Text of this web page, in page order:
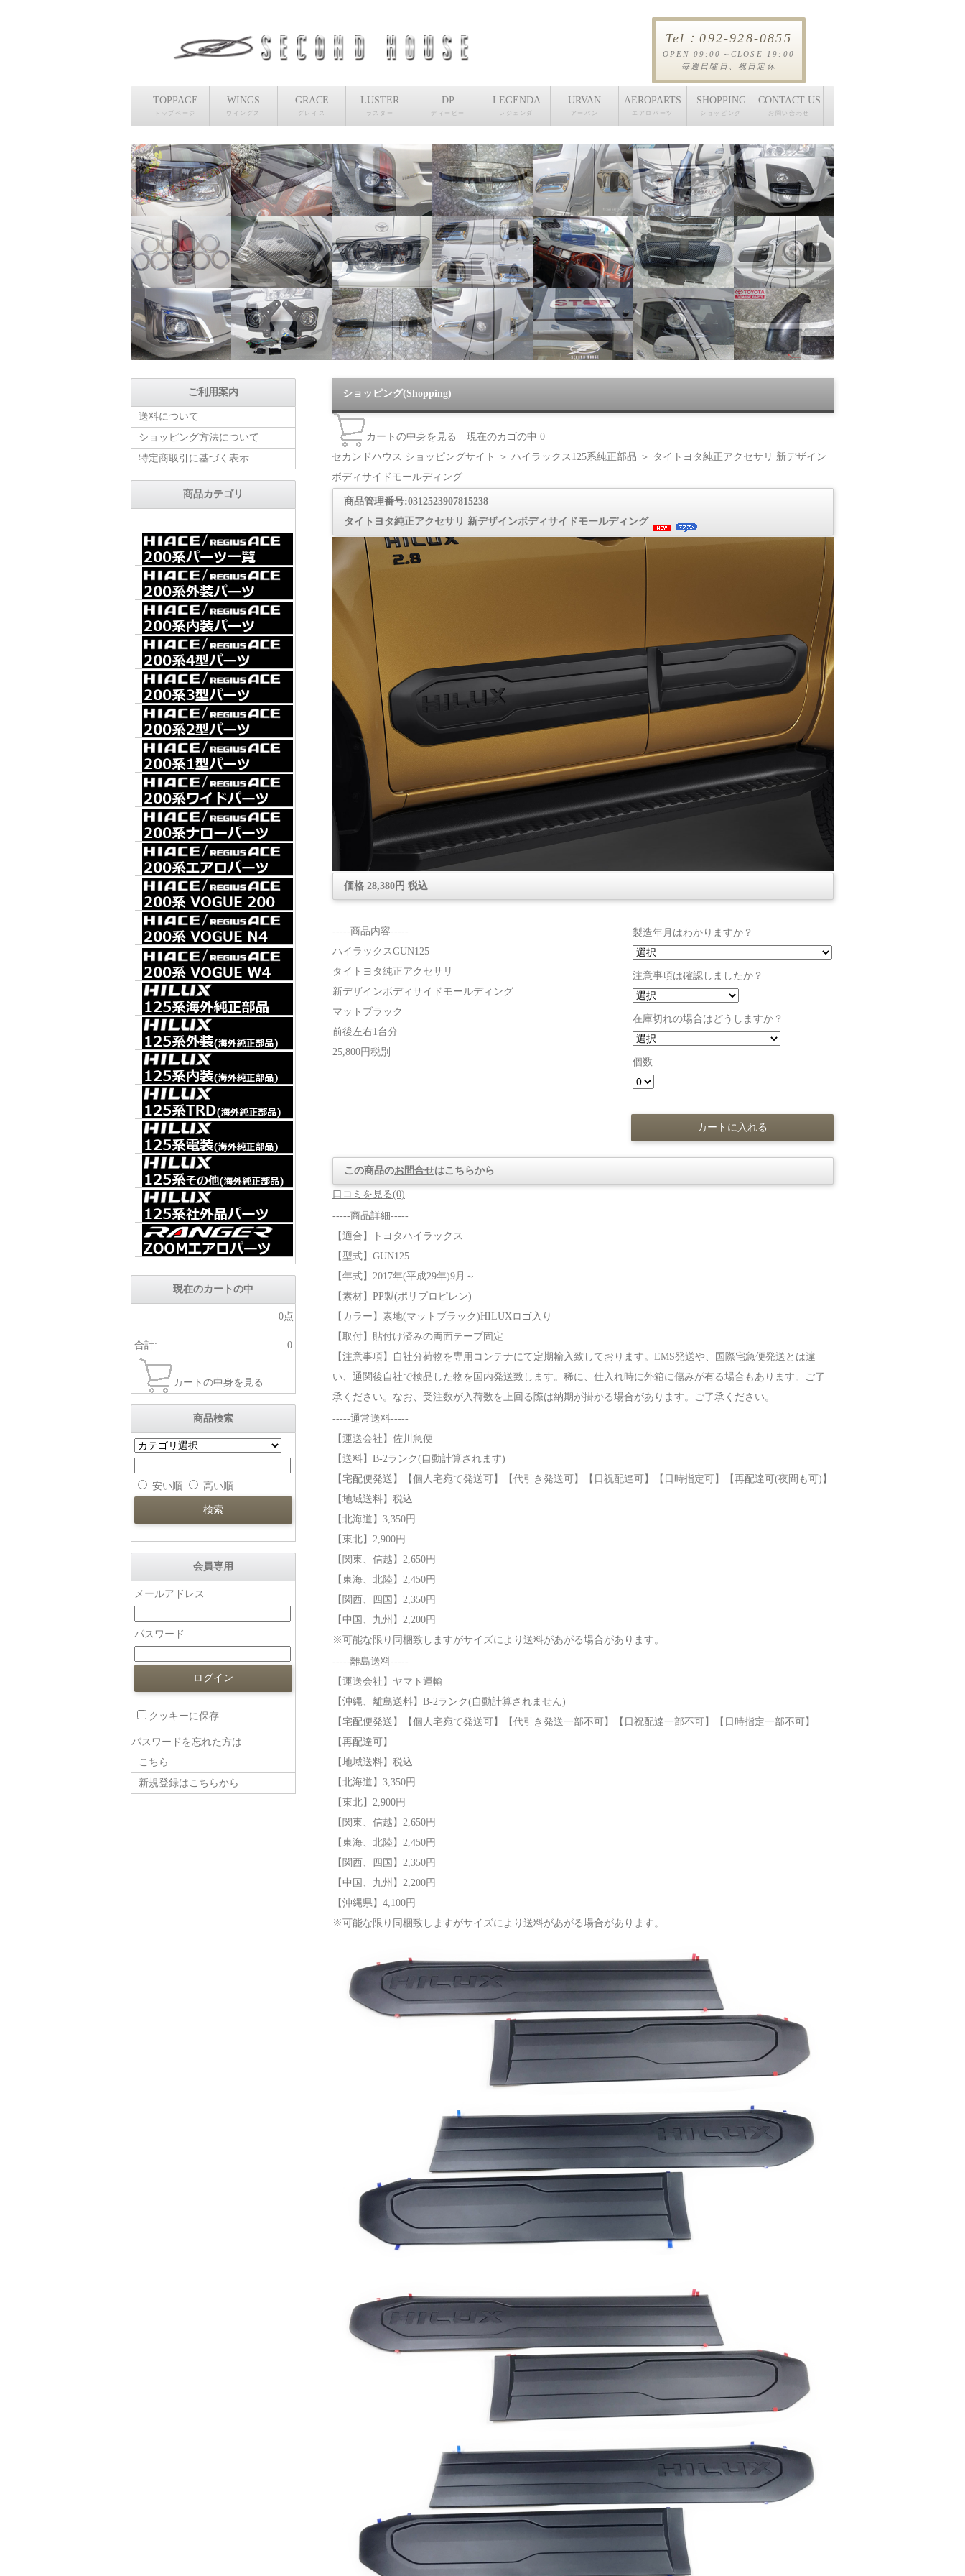
Tel：092-928-0855
OPEN 09:00～CLOSE 19:00
毎週日曜日、祝日定休
TOPPAGE
トップページ
WINGS
ウイングス
GRACE
グレイス
LUSTER
ラスター
DP
ディーピー
LEGENDA
レジェンダ
URVAN
アーバン
AEROPARTS
エアロパーツ
SHOPPING
ショッピング
CONTACT US
お問い合わせ
ショッピング(Shopping)
カートの中身を見る 現在のカゴの中 0
セカンドハウス ショッピングサイト
＞ ハイラックス125系純正部品 ＞ タイトヨタ純正アクセサリ 新デザイン
ボディサイドモールディング
商品管理番号:0312523907815238
タイトヨタ純正アクセサリ 新デザインボディサイドモールディング
価格 28,380円 税込
-----商品内容-----
ハイラックスGUN125
タイトヨタ純正アクセサリ
新デザインボディサイドモールディング
マットブラック
前後左右1台分
25,800円税別
製造年月はわかりますか？
注意事項は確認しましたか？
在庫切れの場合はどうしますか？
個数
この商品のお問合せはこちらから
口コミを見る(0)
-----商品詳細-----
【適合】トヨタハイラックス
【型式】GUN125
【年式】2017年(平成29年)9月～
【素材】PP製(ポリプロピレン)
【カラー】素地(マットブラック)HILUXロゴ入り
【取付】貼付け済みの両面テープ固定
【注意事項】自社分荷物を専用コンテナにて定期輸入致しております。EMS発送や、国際宅急便発送とは違
い、通関後自社で検品した物を国内発送致します。稀に、仕入れ時に外箱に傷みが有る場合もあります。ご了
承ください。なお、受注数が入荷数を上回る際は納期が掛かる場合があります。ご了承ください。
-----通常送料-----
【運送会社】佐川急便
【送料】B-2ランク(自動計算されます)
【宅配便発送】【個人宅宛て発送可】【代引き発送可】【日祝配達可】【日時指定可】【再配達可(夜間も可)】
【地域送料】税込
【北海道】3,350円
【東北】2,900円
【関東、信越】2,650円
【東海、北陸】2,450円
【関西、四国】2,350円
【中国、九州】2,200円
※可能な限り同梱致しますがサイズにより送料があがる場合があります。
-----離島送料-----
【運送会社】ヤマト運輸
【沖縄、離島送料】B-2ランク(自動計算されません)
【宅配便発送】【個人宅宛て発送可】【代引き発送一部不可】【日祝配達一部不可】【日時指定一部不可】
【再配達可】
【地域送料】税込
【北海道】3,350円
【東北】2,900円
【関東、信越】2,650円
【東海、北陸】2,450円
【関西、四国】2,350円
【中国、九州】2,200円
【沖縄県】4,100円
※可能な限り同梱致しますがサイズにより送料があがる場合があります。
ご利用案内
送料について
ショッピング方法について
特定商取引に基づく表示
商品カテゴリ
現在のカートの中
0点
合計: 0
カートの中身を見る
商品検索
安い順 高い順
会員専用
メールアドレス
パスワード
クッキーに保存
パスワードを忘れた方は
こちら
新規登録はこちらから